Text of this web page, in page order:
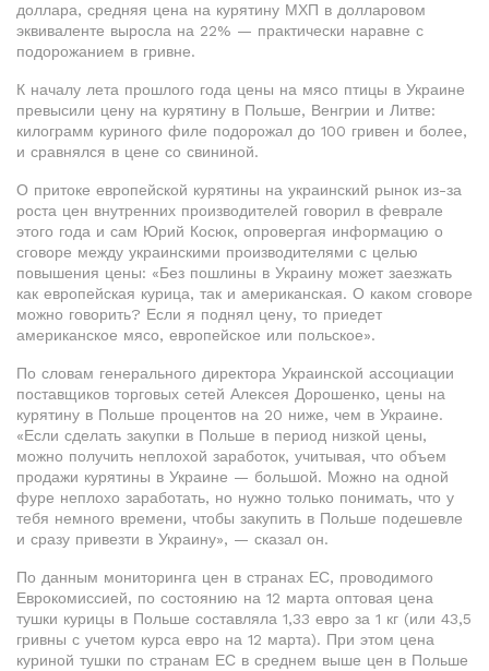
доллара, средняя цена на курятину МХП в долларовом
эквиваленте выросла на 22% — практически наравне с
подорожанием в гривне.
К началу лета прошлого года цены на мясо птицы в Украине
превысили цену на курятину в Польше, Венгрии и Литве:
килограмм куриного филе подорожал до 100 гривен и более,
и сравнялся в цене со свининой.
О притоке европейской курятины на украинский рынок из-за
роста цен внутренних производителей говорил в феврале
этого года и сам Юрий Косюк, опровергая информацию о
сговоре между украинскими производителями с целью
повышения цены: «Без пошлины в Украину может заезжать
как европейская курица, так и американская. О каком сговоре
можно говорить? Если я поднял цену, то приедет
американское мясо, европейское или польское».
По словам генерального директора Украинской ассоциации
поставщиков торговых сетей Алексея Дорошенко, цены на
курятину в Польше процентов на 20 ниже, чем в Украине.
«Если сделать закупки в Польше в период низкой цены,
можно получить неплохой заработок, учитывая, что объем
продажи курятины в Украине — большой. Можно на одной
фуре неплохо заработать, но нужно только понимать, что у
тебя немного времени, чтобы закупить в Польше подешевле
и сразу привезти в Украину», — сказал он.
По данным мониторинга цен в странах ЕС, проводимого
Еврокомиссией, по состоянию на 12 марта оптовая цена
тушки курицы в Польше составляла 1,33 евро за 1 кг (или 43,5
гривны с учетом курса евро на 12 марта). При этом цена
куриной тушки по странам ЕС в среднем выше цен в Польше